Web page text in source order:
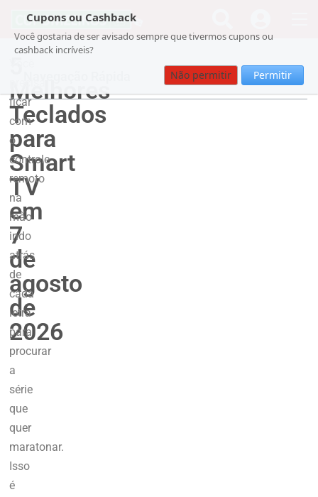
Cupons ou Cashback
Você gostaria de ser avisado sempre que tivermos cupons ou
cashback incríveis?
Não permitir Permitir
Melhores
Teclados
para
Smart
TV
em
7
de
agosto
de
2026
ficar
com
o
controle
remoto
na
mão
indo
atrás
de
cada
letra
para
procurar
a
série
que
quer
maratonar.
Isso
é